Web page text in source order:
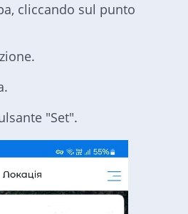
cliccando sul punto
"Set".